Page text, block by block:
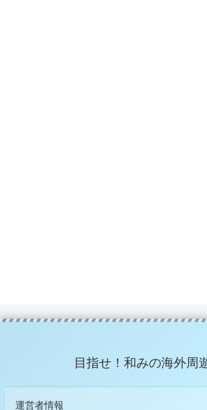
目指せ！和みの海外周
運営者情報